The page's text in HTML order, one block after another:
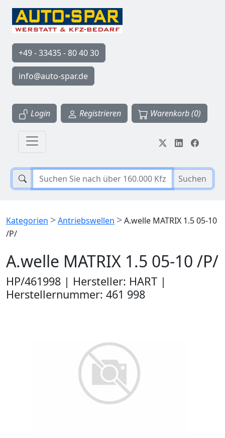
+49 - 33435 - 80 40 30
info@auto-spar.de
Login Registrieren Warenkorb (0)
Suchen
Kategorien >Antriebswellen >A.welle MATRIX 1.5 05-10
/P/
A.welle MATRIX 1.5 05-10 /P/
HP/461998 | Hersteller: HART |
Herstellernummer: 461 998